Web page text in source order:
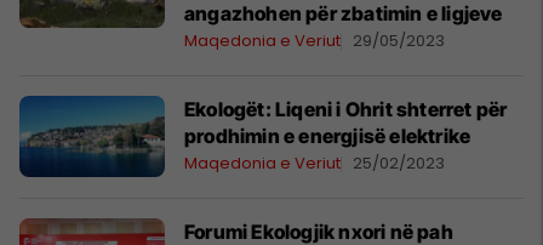
angazhohen për zbatimin e ligjeve
Maqedonia e Veriut 29/05/2023
Ekologët: Liqeni i Ohrit shterret për
prodhimin e energjisë elektrike
Maqedonia e Veriut 25/02/2023
Forumi Ekologjik nxori në pah